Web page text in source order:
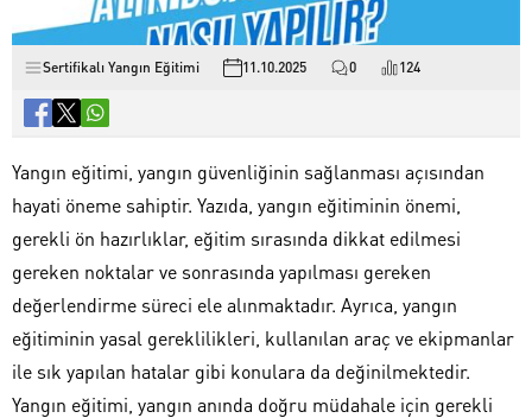
Sertifikalı Yangın Eğitimi 11.10.2025 0 124
Yangın eğitimi, yangın güvenliğinin sağlanması açısından
hayati öneme sahiptir. Yazıda, yangın eğitiminin önemi,
gerekli ön hazırlıklar, eğitim sırasında dikkat edilmesi
gereken noktalar ve sonrasında yapılması gereken
değerlendirme süreci ele alınmaktadır. Ayrıca, yangın
eğitiminin yasal gereklilikleri, kullanılan araç ve ekipmanlar
ile sık yapılan hatalar gibi konulara da değinilmektedir.
Yangın eğitimi, yangın anında doğru müdahale için gerekli